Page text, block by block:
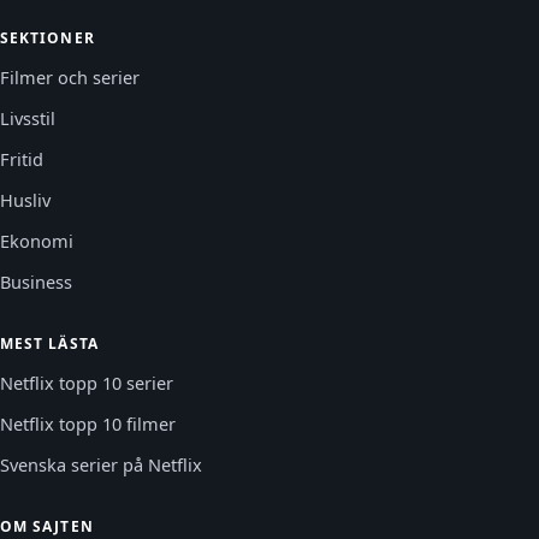
SEKTIONER
Filmer och serier
Livsstil
Fritid
Husliv
Ekonomi
Business
MEST LÄSTA
Netflix topp 10 serier
Netflix topp 10 filmer
Svenska serier på Netflix
OM SAJTEN